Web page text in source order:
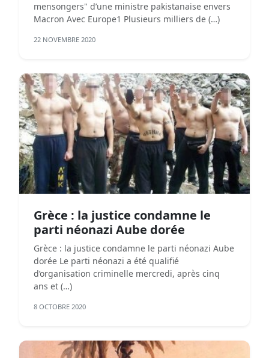
mensongers" d’une ministre pakistanaise envers
Macron Avec Europe1 Plusieurs milliers de (…)
22 NOVEMBRE 2020
Grèce : la justice condamne le
parti néonazi Aube dorée
Grèce : la justice condamne le parti néonazi Aube
dorée Le parti néonazi a été qualifié
d’organisation criminelle mercredi, après cinq
ans et (…)
8 OCTOBRE 2020